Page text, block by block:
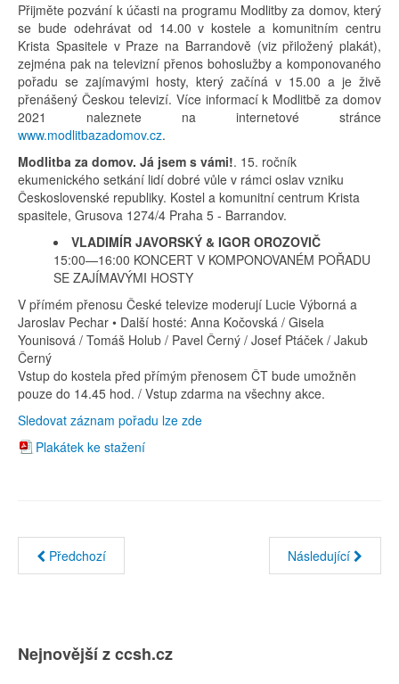
Přijměte pozvání k účasti na programu Modlitby za domov, který
se bude odehrávat od 14.00 v kostele a komunitním centru
Krista Spasitele v Praze na Barrandově (viz přiložený plakát),
zejména pak na televizní přenos bohoslužby a komponovaného
pořadu se zajímavými hosty, který začíná v 15.00 a je živě
přenášený Českou televizí. Více informací k Modlitbě za domov
2021 naleznete na internetové stránce
www.modlitbazadomov.cz.
Modlitba za domov. Já jsem s vámi!. 15. ročník
ekumenického setkání lidí dobré vůle v rámci oslav vzniku
Československé republiky. Kostel a komunitní centrum Krista
spasitele, Grusova 1274/4 Praha 5 - Barrandov.
VLADIMÍR JAVORSKÝ & IGOR OROZOVIČ
15:00—16:00 KONCERT V KOMPONOVANÉM POŘADU
SE ZAJÍMAVÝMI HOSTY
V přímém přenosu České televize moderují Lucie Výborná a
Jaroslav Pechar • Další hosté: Anna Kočovská / Gisela
Younisová / Tomáš Holub / Pavel Černý / Josef Ptáček / Jakub
Černý
Vstup do kostela před přímým přenosem ČT bude umožněn
pouze do 14.45 hod. / Vstup zdarma na všechny akce.
Sledovat záznam pořadu lze zde
Plakátek ke stažení
Předchozí Následující
Nejnovější z ccsh.cz